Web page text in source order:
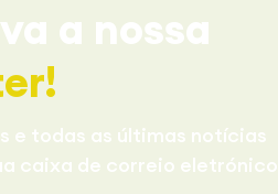
a nossa
e todas as últimas notícias
caixa de correio eletrónico